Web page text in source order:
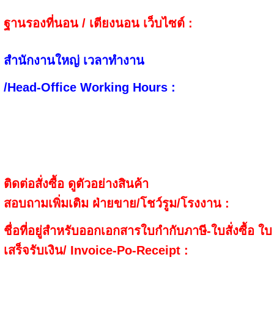
ฐานรองที่นอน / เตียงนอน เว็บไซต์ :
สำนักงานใหญ่ เวลาทำงาน
/Head-Office Working Hours
ติดต่อสั่งซื้อ ดูตัวอย่างสินค้า
สอบถามเพิ่มเติม ฝ่ายขาย/โชว์รูม/โรงงาน :
ชื่อที่อยู่สำหรับออกเอกสารใบกำกับภาษี-ใบสั่งซื้อ ใบ
เสร็จรับเงิน/ Invoice-Po-Receipt :